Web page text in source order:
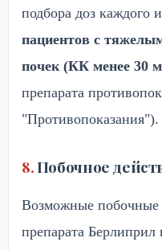
подбора доз каждого
пациентов с
почек (КК менее 30
препарата
"Противопоказания").
Побочное
Возможные
препарата